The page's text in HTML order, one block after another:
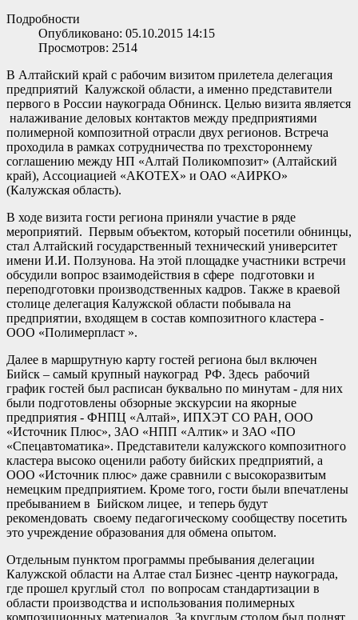
Подробности
Опубликовано: 05.10.2015 14:15
Просмотров: 2514
В Алтайский край с рабочим визитом прилетела делегация
предприятий Калужской области, а именно представители
первого в России наукограда Обнинск. Целью визита является
налаживание деловых контактов между предприятиями
полимерной композитной отрасли двух регионов. Встреча
проходила в рамках сотрудничества по трехстороннему
соглашению между НП «Алтай Поликомпозит» (Алтайский
край), Ассоциацией «АКОТЕХ» и ОАО «АИРКО»
(Калужская область).
В ходе визита гости региона приняли участие в ряде
мероприятий. Первым объектом, который посетили обнинцы,
стал Алтайский государственный технический университет
имени И.И. Ползунова. На этой площадке участники встречи
обсудили вопрос взаимодействия в сфере подготовки и
переподготовки производственных кадров. Также в краевой
столице делегация Калужской области побывала на
предприятии, входящем в состав композитного кластера -
ООО «Полимерпласт ».
Далее в маршрутную карту гостей региона был включен
Бийск – самый крупный наукоград РФ. Здесь рабочий
график гостей был расписан буквально по минутам - для них
были подготовлены обзорные экскурсии на якорные
предприятия - ФНПЦ «Алтай», ИПХЭТ СО РАН, ООО
«Источник Плюс», ЗАО «НПП «Алтик» и ЗАО «ПО
«Спецавтоматика». Представители калужского композитного
кластера высоко оценили работу бийских предприятий, а
ООО «Источник плюс» даже сравнили с высокоразвитым
немецким предприятием. Кроме того, гости были впечатлены
пребыванием в Бийском лицее, и теперь будут
рекомендовать своему педагогическому сообществу посетить
это учреждение образования для обмена опытом.
Отдельным пунктом программы пребывания делегации
Калужской области на Алтае стал Бизнес -центр наукограда,
где прошел круглый стол по вопросам стандартизации в
области производства и использования полимерных
композиционных материалов. За круглым столом был поднят